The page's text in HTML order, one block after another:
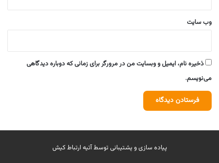
وب‌ سایت
ذخیره نام، ایمیل و وبسایت من در مرورگر برای زمانی که دوباره دیدگاهی
می‌نویسم.
پیاده سازی و پشتیبانی توسطآتیه ارتباط کیش